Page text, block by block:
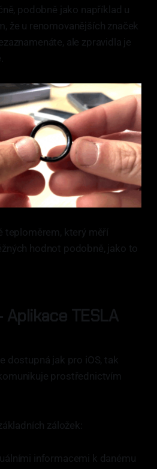
podobně jako například u
že u renomovanějších značek
ale zpravidla je
teploměrem, který měří
hodnot podobně, jako to
TESLA
dostupná jak pro iOS, tak
prostřednictvím
záložek:
informacemi k danému